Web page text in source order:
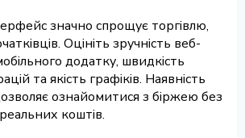
значно спрощує торгівлю,
Оцініть зручність веб-
додатку, швидкість
та якість графіків. Наявність
ознайомитися з біржею без
коштів.